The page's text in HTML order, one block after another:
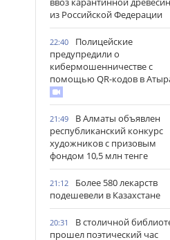
из Российской Федерации
22:40
Полицейские
предупредили о
кибермошенничестве с
помощью QR-кодов в
21:49
В Алматы объявлен
республиканский конкурс
художников с призовым
фондом 10,5 млн тенге
21:12
Более 580 лекарств
подешевели в Казахстане
20:31
В столичной
прошел поэтический час